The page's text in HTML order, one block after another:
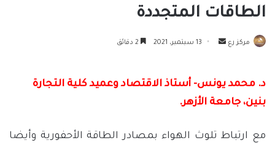
الطاقات المتجددة
مركز رع
أرسل 13 سبتمبر، 2021
د. محمد يونس- أستاذ الاقتصاد وعميد كلية التجارة
بنين، جامعة الأزهر.
مع ارتباط تلوث الهواء بمصادر الطاقة الأحفورية وأيضا